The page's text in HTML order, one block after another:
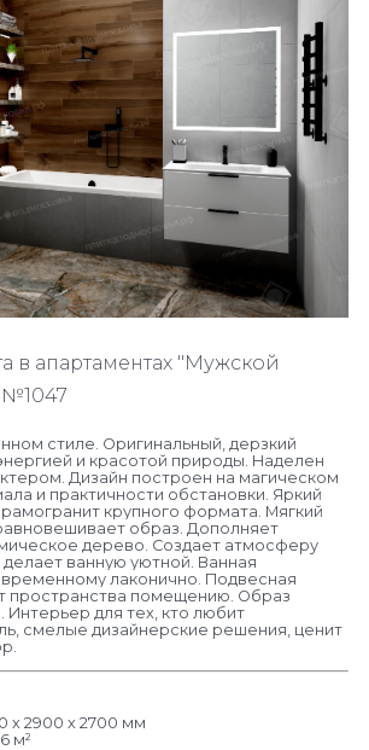
в апартаментах "Мужской
№1047
стиле. Оригинальный, дерзкий
и красотой природы. Наделен
Дизайн построен на магическом
и практичности обстановки. Яркий
крупного формата. Мягкий
образ. Дополняет
дерево. Создает атмосферу
ванную уютной. Ванная
лаконично. Подвесная
пространства помещению. Образ
Интерьер для тех, кто любит
смелые дизайнерские решения, ценит
х 2900 х 2700 мм
м²